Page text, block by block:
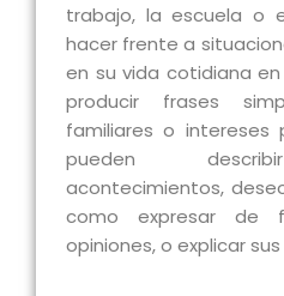
trabajo, la escuela o
hacer frente a
en su vida cotidiana
producir frases
familiares o intereses
pueden
acontecimientos,
como expresar de
opiniones, o explicar